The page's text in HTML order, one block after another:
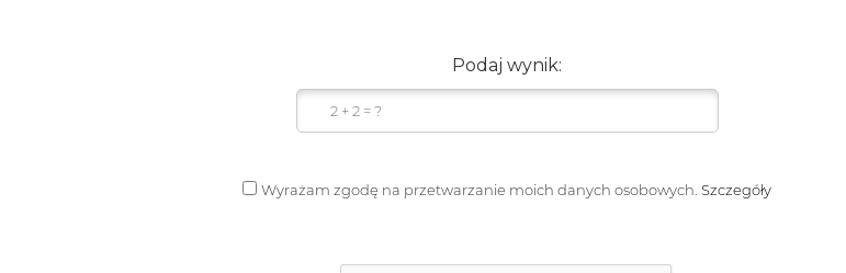
Podaj wynik:
Wyrażam zgodę na przetwarzanie moich danych osobowych. Szczegóły